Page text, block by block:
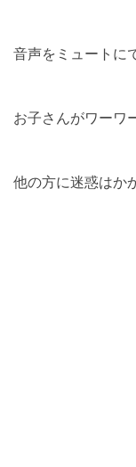
音声をミュートに
お子さんがワーワ
他の方に迷惑はか